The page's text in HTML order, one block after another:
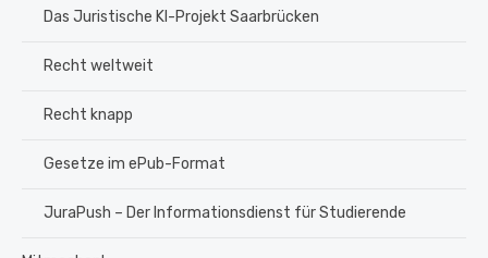
Das Juristische KI-Projekt Saarbrücken
Recht weltweit
Recht knapp
Gesetze im ePub-Format
JuraPush – Der Informationsdienst für Studierende